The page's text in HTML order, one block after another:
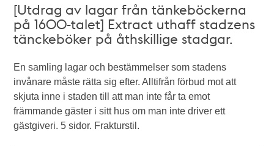
[Utdrag av lagar från tänkeböckerna
på 1600-talet] Extract uthaff stadzens
tänckeböker på åthskillige stadgar.
En samling lagar och bestämmelser som stadens
invånare måste rätta sig efter. Alltifrån förbud mot att
skjuta inne i staden till att man inte får ta emot
främmande gäster i sitt hus om man inte driver ett
gästgiveri. 5 sidor. Frakturstil.